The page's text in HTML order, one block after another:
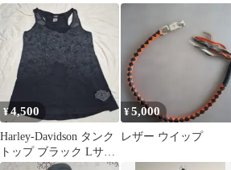
パーマガジン
PHANTOM ラッシュガ
ード Lサイズ
¥4,500
Harley-Davidson タンク
トップ ブラック Lサイ
ズ
¥5,000
レザー ウイップ